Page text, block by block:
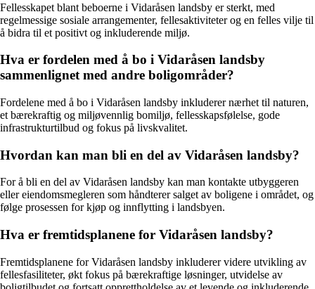
Fellesskapet blant beboerne i Vidaråsen landsby er sterkt, med
regelmessige sosiale arrangementer, fellesaktiviteter og en felles vilje til
å bidra til et positivt og inkluderende miljø.
Hva er fordelen med å bo i Vidaråsen landsby
sammenlignet med andre boligområder?
Fordelene med å bo i Vidaråsen landsby inkluderer nærhet til naturen,
et bærekraftig og miljøvennlig bomiljø, fellesskapsfølelse, gode
infrastrukturtilbud og fokus på livskvalitet.
Hvordan kan man bli en del av Vidaråsen landsby?
For å bli en del av Vidaråsen landsby kan man kontakte utbyggeren
eller eiendomsmegleren som håndterer salget av boligene i området, og
følge prosessen for kjøp og innflytting i landsbyen.
Hva er fremtidsplanene for Vidaråsen landsby?
Fremtidsplanene for Vidaråsen landsby inkluderer videre utvikling av
fellesfasiliteter, økt fokus på bærekraftige løsninger, utvidelse av